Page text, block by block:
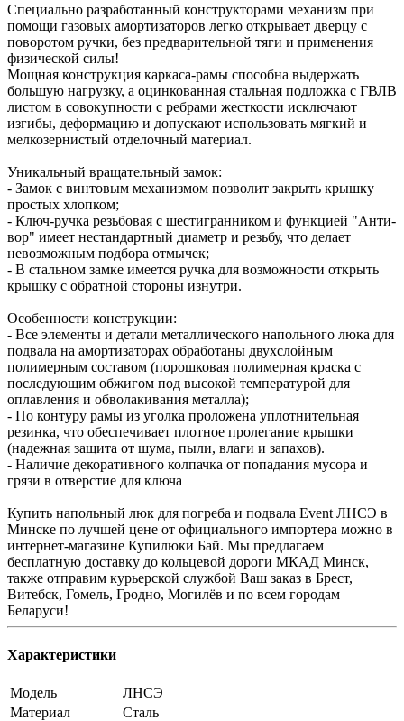
Специально разработанный конструкторами механизм при
помощи газовых амортизаторов легко открывает дверцу с
поворотом ручки, без предварительной тяги и применения
физической силы!
Мощная конструкция каркаса-рамы способна выдержать
большую нагрузку, а оцинкованная стальная подложка с ГВЛВ
листом в совокупности с ребрами жесткости исключают
изгибы, деформацию и допускают использовать мягкий и
мелкозернистый отделочный материал.
Уникальный вращательный замок:
- Замок с винтовым механизмом позволит закрыть крышку
простых хлопком;
- Ключ-ручка резьбовая с шестигранником и функцией "Анти-
вор" имеет нестандартный диаметр и резьбу, что делает
невозможным подбора отмычек;
- В стальном замке имеется ручка для возможности открыть
крышку с обратной стороны изнутри.
Особенности конструкции:
- Все элементы и детали металлического напольного люка для
подвала на амортизаторах обработаны двухслойным
полимерным составом (порошковая полимерная краска с
последующим обжигом под высокой температурой для
оплавления и обволакивания металла);
- По контуру рамы из уголка проложена уплотнительная
резинка, что обеспечивает плотное пролегание крышки
(надежная защита от шума, пыли, влаги и запахов).
- Наличие декоративного колпачка от попадания мусора и
грязи в отверстие для ключа
Купить напольный люк для погреба и подвала Event ЛНСЭ в
Минске по лучшей цене от официального импортера можно в
интернет-магазине Купилюки Бай. Мы предлагаем
бесплатную доставку до кольцевой дороги МКАД Минск,
также отправим курьерской службой Ваш заказ в Брест,
Витебск, Гомель, Гродно, Могилёв и по всем городам
Беларуси!
Характеристики
Модель
ЛНСЭ
Материал
Сталь